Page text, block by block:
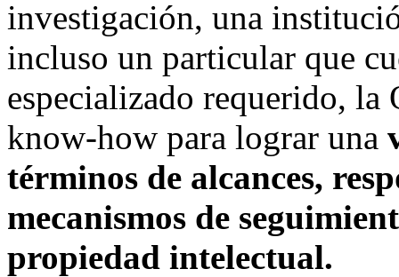
investigación, una
incluso un particular que
especializado requerido, la
know-how para lograr una
términos de alcances,
mecanismos de
propiedad intelectual.